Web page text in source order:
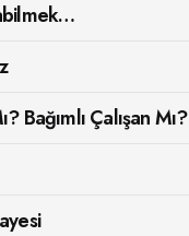
Bağımlı Çalışan Mı?